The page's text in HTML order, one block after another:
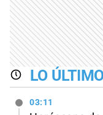
LO
03:11